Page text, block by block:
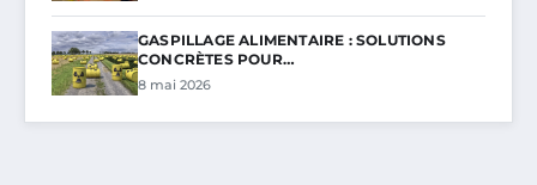
GASPILLAGE ALIMENTAIRE : SOLUTIONS
CONCRÈTES POUR…
8 mai 2026